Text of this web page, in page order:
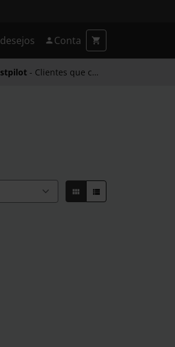
Conta
- Clientes que confiam em nós